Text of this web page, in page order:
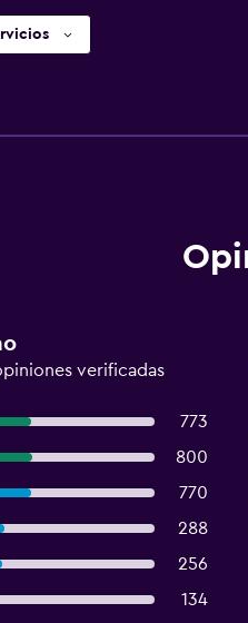
verificadas
773
800
770
288
256
134